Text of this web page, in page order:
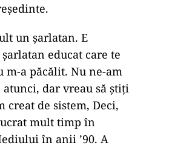
un șarlatan. E
educat care te
m-a păcălit. Nu ne-am
atunci, dar vreau să știți
creat de sistem, Deci,
mult timp în
în anii ’90. A